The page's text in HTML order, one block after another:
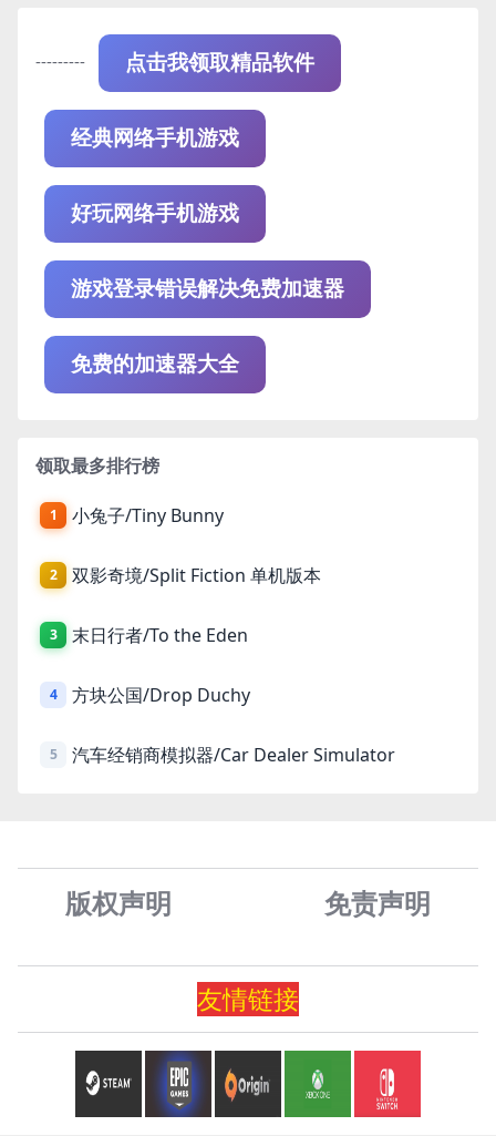
--------- 点击我领取精品软件
经典网络手机游戏
好玩网络手机游戏
游戏登录错误解决免费加速器
免费的加速器大全
领取最多排行榜
1 小兔子/Tiny Bunny
2 双影奇境/Split Fiction 单机版本
3 末日行者/To the Eden
4 方块公国/Drop Duchy
5 汽车经销商模拟器/Car Dealer Simulator
版权声明 免责声明
友情链接